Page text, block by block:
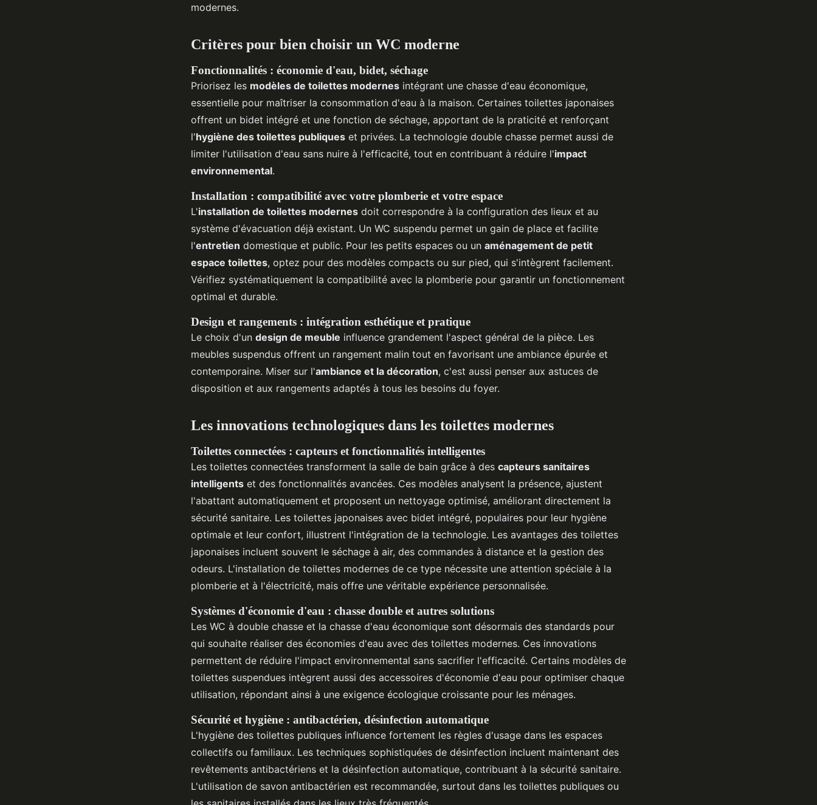
modernes.
Critères pour bien choisir un WC moderne
Fonctionnalités : économie d'eau, bidet, séchage
Priorisez les modèles de toilettes modernes intégrant une chasse d'eau économique,
essentielle pour maîtriser la consommation d'eau à la maison. Certaines toilettes japonaises
offrent un bidet intégré et une fonction de séchage, apportant de la praticité et renforçant
l'hygiène des toilettes publiques et privées. La technologie double chasse permet aussi de
limiter l'utilisation d'eau sans nuire à l'efficacité, tout en contribuant à réduire l'impact
environnemental.
Installation : compatibilité avec votre plomberie et votre espace
L'installation de toilettes modernes doit correspondre à la configuration des lieux et au
système d'évacuation déjà existant. Un WC suspendu permet un gain de place et facilite
l'entretien domestique et public. Pour les petits espaces ou un aménagement de petit
espace toilettes, optez pour des modèles compacts ou sur pied, qui s'intègrent facilement.
Vérifiez systématiquement la compatibilité avec la plomberie pour garantir un fonctionnement
optimal et durable.
Design et rangements : intégration esthétique et pratique
Le choix d'un design de meuble influence grandement l'aspect général de la pièce. Les
meubles suspendus offrent un rangement malin tout en favorisant une ambiance épurée et
contemporaine. Miser sur l'ambiance et la décoration, c'est aussi penser aux astuces de
disposition et aux rangements adaptés à tous les besoins du foyer.
Les innovations technologiques dans les toilettes modernes
Toilettes connectées : capteurs et fonctionnalités intelligentes
Les toilettes connectées transforment la salle de bain grâce à des capteurs sanitaires
intelligents et des fonctionnalités avancées. Ces modèles analysent la présence, ajustent
l'abattant automatiquement et proposent un nettoyage optimisé, améliorant directement la
sécurité sanitaire. Les toilettes japonaises avec bidet intégré, populaires pour leur hygiène
optimale et leur confort, illustrent l'intégration de la technologie. Les avantages des toilettes
japonaises incluent souvent le séchage à air, des commandes à distance et la gestion des
odeurs. L'installation de toilettes modernes de ce type nécessite une attention spéciale à la
plomberie et à l'électricité, mais offre une véritable expérience personnalisée.
Systèmes d'économie d'eau : chasse double et autres solutions
Les WC à double chasse et la chasse d'eau économique sont désormais des standards pour
qui souhaite réaliser des économies d'eau avec des toilettes modernes. Ces innovations
permettent de réduire l'impact environnemental sans sacrifier l'efficacité. Certains modèles de
toilettes suspendues intègrent aussi des accessoires d'économie d'eau pour optimiser chaque
utilisation, répondant ainsi à une exigence écologique croissante pour les ménages.
Sécurité et hygiène : antibactérien, désinfection automatique
L'hygiène des toilettes publiques influence fortement les règles d'usage dans les espaces
collectifs ou familiaux. Les techniques sophistiquées de désinfection incluent maintenant des
revêtements antibactériens et la désinfection automatique, contribuant à la sécurité sanitaire.
L'utilisation de savon antibactérien est recommandée, surtout dans les toilettes publiques ou